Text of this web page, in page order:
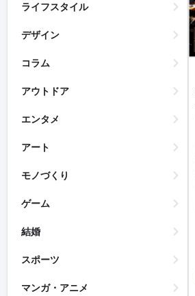
ライフスタイル
デザイン
コラム
アウトドア
エンタメ
アート
モノづくり
ゲーム
結婚
スポーツ
マンガ・アニメ